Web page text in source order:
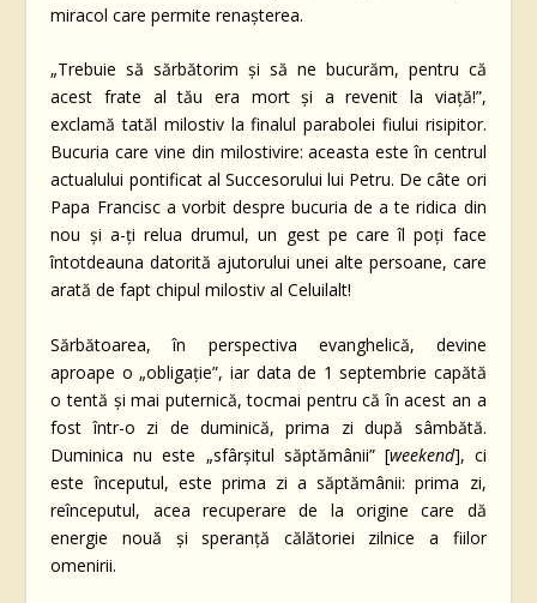
miracol care permite renașterea.
„Trebuie să sărbătorim și să ne bucurăm, pentru că
acest frate al tău era mort și a revenit la viață!”,
exclamă tatăl milostiv la finalul parabolei fiului risipitor.
Bucuria care vine din milostivire: aceasta este în centrul
actualului pontificat al Succesorului lui Petru. De câte ori
Papa Francisc a vorbit despre bucuria de a te ridica din
nou și a-ți relua drumul, un gest pe care îl poți face
întotdeauna datorită ajutorului unei alte persoane, care
arată de fapt chipul milostiv al Celuilalt!
Sărbătoarea, în perspectiva evanghelică, devine
aproape o „obligație”, iar data de 1 septembrie capătă
o tentă și mai puternică, tocmai pentru că în acest an a
fost într-o zi de duminică, prima zi după sâmbătă.
Duminica nu este „sfârșitul săptămânii” [weekend], ci
este începutul, este prima zi a săptămânii: prima zi,
reînceputul, acea recuperare de la origine care dă
energie nouă și speranță călătoriei zilnice a fiilor
omenirii.